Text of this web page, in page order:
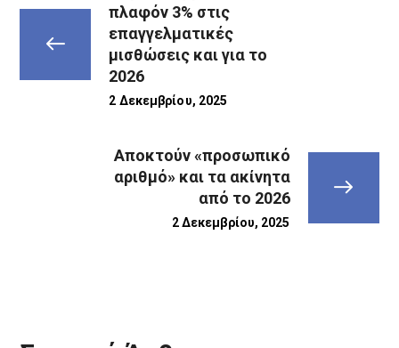
πλαφόν 3% στις
επαγγελματικές
μισθώσεις και για το
2026
2 Δεκεμβρίου, 2025
Αποκτούν «προσωπικό
αριθμό» και τα ακίνητα
από το 2026
2 Δεκεμβρίου, 2025